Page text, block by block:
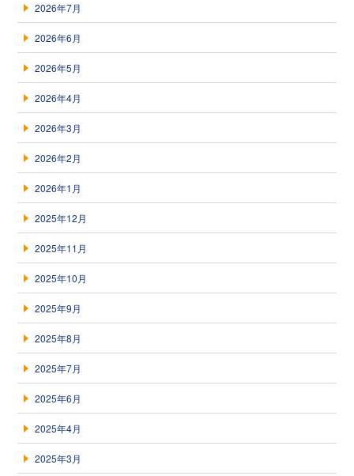
2026年7月
2026年6月
2026年5月
2026年4月
2026年3月
2026年2月
2026年1月
2025年12月
2025年11月
2025年10月
2025年9月
2025年8月
2025年7月
2025年6月
2025年4月
2025年3月